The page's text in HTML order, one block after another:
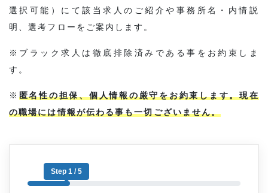
選択可能）にて該当求人のご紹介や事務所名・内情説
明、選考フローをご案内します。
※ブラック求人は徹底排除済みである事をお約束しま
す。
※ 匿名性の担保、個人情報の厳守をお約束します。現在
の職場には情報が伝わる事も一切ございません。
Step 1 / 5